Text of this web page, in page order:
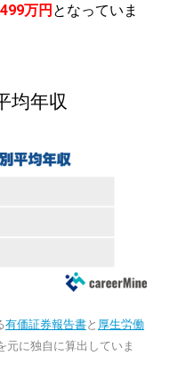
499万円 となっていま
均年収
有価証券報告書と 厚生労働
元に独自に算出していま